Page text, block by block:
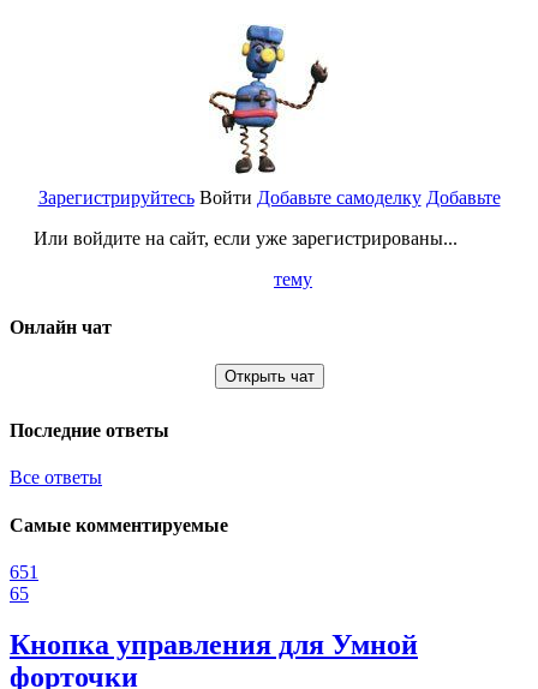
Зарегистрируйтесь
Или войдите на сайт, если уже зарегистрированы...
Войти Добавьте самоделку Добавьте
тему
Онлайн чат
Открыть чат
Последние ответы
Все ответы
Самые комментируемые
651
65
Кнопка управления для Умной
форточки